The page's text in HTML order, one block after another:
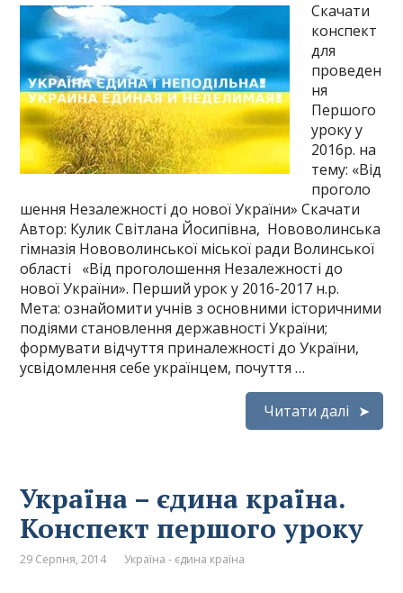
Скачати
конспект
для
проведен
ня
Першого
уроку у
2016р. на
тему: «Від
проголо
шення Незалежності до нової України» Скачати
Автор: Кулик Світлана Йосипівна, Нововолинська
гімназія Нововолинської міської ради Волинської
області «Від проголошення Незалежності до
нової України». Перший урок у 2016-2017 н.р.
Мета: ознайомити учнів з основними історичними
подіями становлення державності України;
формувати відчуття приналежності до України,
усвідомлення себе українцем, почуття …
Читати далі
Україна – єдина країна.
Конспект першого уроку
29 Серпня, 2014 Україна - єдина країна